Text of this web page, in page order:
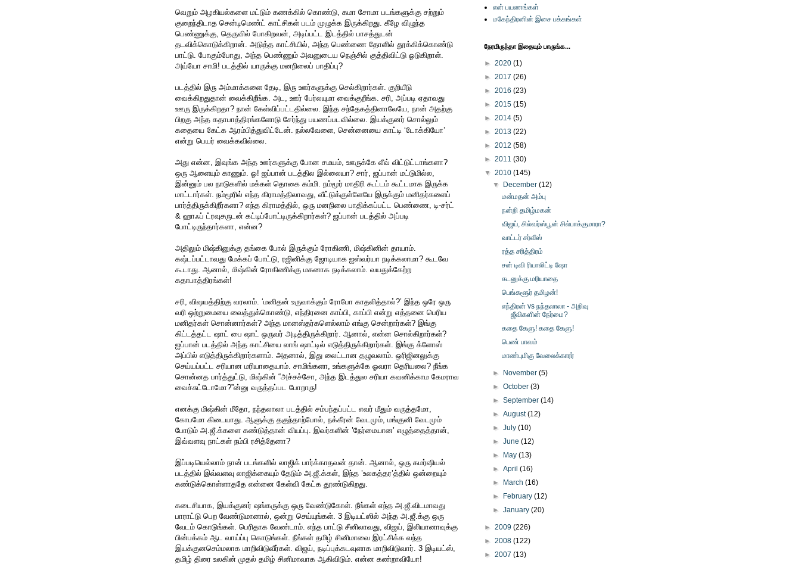
வெறும் அழகியல்களை மட்டும் கணக்கில் கொண்டு, கமா சோமா படங்களுக்கு சற்றும்
குறைந்திடாத சென்டிமெண்ட் காட்சிகள் படம் முழுக்க இருக்கிறது. கீழே விழுந்த
பெண்ணுக்கு, தெருவில் போகிறவன், அடிப்பட்ட இடத்தில் பாசத்துடன்
தடவிக்கொடுக்கிறான். அடுத்த காட்சியில், அந்த பெண்ணை தோளில் தூக்கிக்கொண்டு
பாட்டு. போகும்போது, அந்த பெண்ணும் அவனுடைய நெஞ்சில் குத்திவிட்டு ஓடுகிறாள்.
அய்யோ சாமி! படத்தில் யாருக்கு மனநிலைப் பாதிப்பு?
படத்தில் இரு அம்மாக்களை தேடி, இரு ஊர்களுக்கு செல்கிறார்கள். குறியீடு
வைக்கிறதுதான் வைக்கிறீங்க. அட, ஊர் பேர்லயுமா வைக்குறீங்க. சரி, அப்படி ஏதாவது
ஊரு இருக்கிறதா? நான் கேள்விப்பட்டதில்லை. இந்த சந்தேகத்தினாலேயே, நான் அதற்கு
பிறகு அந்த கதாபாத்திரங்களோடு சேர்ந்து பயணப்படவில்லை. இயக்குனர் சொல்லும்
கதையை கேட்க ஆரம்பித்துவிட்டேன். நல்லவேளை, சென்னையை காட்டி ‘டோக்கியோ’
என்று பெயர் வைக்கவில்லை.
அது என்ன, இவுங்க அந்த ஊர்களுக்கு போன சமயம், ஊருக்கே லீவ் விட்டுட்டாங்களா?
ஒரு ஆளையும் காணும். ஓ! ஜப்பான் படத்தில இல்லையா? சார், ஜப்பான் மட்டுமில்ல,
இன்னும் பல நாடுகளில் மக்கள் தொகை கம்மி. நம்மூர் மாதிரி கூட்டம் கூட்டமாக இருக்க
மாட்டார்கள். நம்மூரில் எந்த கிராமத்திலாவது, வீட்டுக்குள்ளேயே இருக்கும் மனிதர்களைப்
பார்த்திருக்கிறீர்களா? எந்த கிராமத்தில், ஒரு மனநிலை பாதிக்கப்பட்ட பெண்ணை, டி-சர்ட்
& ஹாஃப் ட்ரவுசருடன் கட்டிப்போட்டிருக்கிறார்கள்? ஜப்பான் படத்தில் அப்படி
போட்டிருந்தார்களா, என்ன?
அதிலும் மிஷ்கினுக்கு தங்கை போல் இருக்கும் ரோகிணி, மிஷ்கினின் தாயாம்.
கஷ்டப்பட்டாவது மேக்கப் போட்டு, ரஜினிக்கு ஜோடியாக ஐஸ்வர்யா நடிக்கலாமா? கூடவே
கூடாது. ஆனால், மிஷ்கின் ரோகிணிக்கு மகனாக நடிக்கலாம். வயதுக்கேற்ற
கதாபாத்திரங்கள்!
சரி, விஷயத்திற்கு வரலாம். ‘மனிதன் உருவாக்கும் ரோபோ காதலித்தால்?’ இந்த ஒரே ஒரு
வரி ஒற்றுமையை வைத்துக்கொண்டு, எந்திரனை காப்பி, காப்பி என்று எத்தனை பெரிய
மனிதர்கள் சொன்னார்கள்? அந்த மானஸ்தர்களெல்லாம் எங்கு சென்றார்கள்? இங்கு
கிட்டத்தட்ட ஷாட் பை ஷாட் ஒருவர் அடித்திருக்கிறார். ஆனால், என்ன சொல்கிறார்கள்?
ஐப்பான் படத்தில் அந்த காட்சியை லாங் ஷாட்டில் எடுத்திருக்கிறார்கள். இங்கு க்ளோஸ்
அப்பில் எடுத்திருக்கிறார்களாம். அதனால், இது லைட்டான தழுவலாம். ஒரிஜினலுக்கு
செய்யப்பட்ட சரியான மரியாதையாம். சாமிங்களா, உங்களுக்கே ஓவரா தெரியலை? நீங்க
சொன்னத பார்த்துட்டு, மிஷ்கின் “அச்சச்சோ, அந்த இடத்துல சரியா கவனிக்காம கேமராவ
வைச்சுட்டோமோ?”ன்னு வருத்தப்பட போறாரு!
எனக்கு மிஷ்கின் மீதோ, நந்தலாலா படத்தில் சம்பந்தப்பட்ட எவர் மீதும் வருத்தமோ,
கோபமோ கிடையாது. ஆளுக்கு தகுந்தாற்போல், நக்கீரன் வேடமும், மங்குனி வேடமும்
போடும் அ.ஜீ.க்களை கண்டுத்தான் வியப்பு. இவர்களின் ’நேர்மையான’ எழுத்தைத்தான்,
இவ்வளவு நாட்கள் நம்பி ரசித்தேனா?
இப்படியெல்லாம் நான் படங்களில் லாஜிக் பார்க்காதவன் தான். ஆனால், ஒரு கமர்ஷியல்
படத்தில் இவ்வளவு லாஜிக்கையும் தேடும் அ.ஜீ.க்கள், இந்த ’உலகத்தர’த்தில் ஒன்றையும்
கண்டுக்கொள்ளாததே என்னை கேள்வி கேட்க தூண்டுகிறது.
கடைசியாக, இயக்குனர் ஷங்கருக்கு ஒரு வேண்டுகோள். நீங்கள் எந்த அ.ஜீ.விடமாவது
பாராட்டு பெற வேண்டுமானால், ஒன்று செய்யுங்கள். 3 இடியட்ஸில் அந்த அ.ஜீ.க்கு ஒரு
வேடம் கொடுங்கள். பெரிதாக வேண்டாம். எந்த பாட்டு சீனிலாவது, விஜய், இலியானாவுக்கு
பின்பக்கம் ஆட வாய்ப்பு கொடுங்கள். நீங்கள் தமிழ் சினிமாவை இரட்சிக்க வந்த
இயக்குனசெம்மலாக மாறிவிடுவீர்கள். விஜய், நடிப்புக்கடவுளாக மாறிவிடுவார். 3 இடியட்ஸ்,
தமிழ் திரை உலகின் முதல் தமிழ் சினிமாவாக ஆகிவிடும். என்ன கண்றாவியோ!
என் பயணங்கள்
மகேந்திரனின் இசை பக்கங்கள்
நேரமிருந்தா இதையும் பாருங்க...
► 2020 (1)
► 2017 (26)
► 2016 (23)
► 2015 (15)
► 2014 (5)
► 2013 (22)
► 2012 (58)
► 2011 (30)
▼ 2010 (145)
▼
December(12)
மன்மதன் அம்பு
நன்றி தமிழ்மகன்
விஜய், சில்வர்ஸ்பூன் சில்பாக்குமாரா?
வாட்டர் சர்வீஸ்
ரத்த சரித்திரம்
சன் டிவி ரியாலிட்டி ஷோ
கடனுக்கு மரியாதை
பெங்களூர் தமிழன்!
எந்திரன் vs நந்தலாலா - அறிவு
ஜீவிகளின் நேர்மை?
கதை கேளு! கதை கேளு!
பெண் பாவம்
மாண்புமிகு வேலைக்காரர்
► November(5)
►October(3)
►September(14)
►August(12)
►July(10)
►June(12)
►
May(13)
►April(16)
►
March(16)
►
February(12)
►January(20)
► 2009 (226)
► 2008 (122)
► 2007 (13)